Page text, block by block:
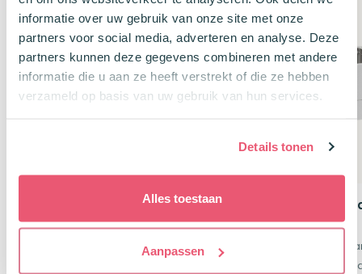
informatie over uw gebruik van onze site met onze
partners voor social media, adverteren en analyse. Deze
partners kunnen deze gegevens combineren met andere
informatie die u aan ze heeft verstrekt of die ze hebben
verzameld op basis van uw gebruik van hun services.
Details tonen
Alles toestaan
Aanpassen
-20%
NatureCOLORS markeerstift
-25%
Forma Bewaarbox
A7 JOE Grijs
400 A7 | 300 A6
Inklapbaar en